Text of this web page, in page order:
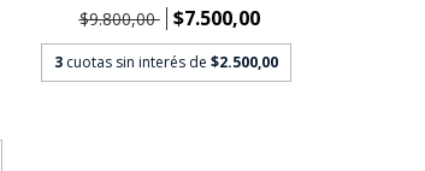
$9.800,00 $7.500,00
3 cuotas sin interés de$2.500,00